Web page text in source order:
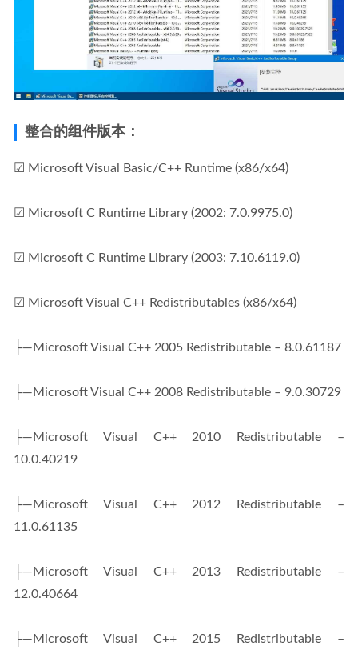
整合的组件版本：
☑ Microsoft Visual Basic/C++ Runtime (x86/x64)
☑ Microsoft C Runtime Library (2002: 7.0.9975.0)
☑ Microsoft C Runtime Library (2003: 7.10.6119.0)
☑ Microsoft Visual C++ Redistributables (x86/x64)
├—Microsoft Visual C++ 2005 Redistributable – 8.0.61187
├—Microsoft Visual C++ 2008 Redistributable – 9.0.30729
├—Microsoft Visual C++ 2010 Redistributable –
10.0.40219
├—Microsoft Visual C++ 2012 Redistributable –
11.0.61135
├—Microsoft Visual C++ 2013 Redistributable –
12.0.40664
├—Microsoft Visual C++ 2015 Redistributable –